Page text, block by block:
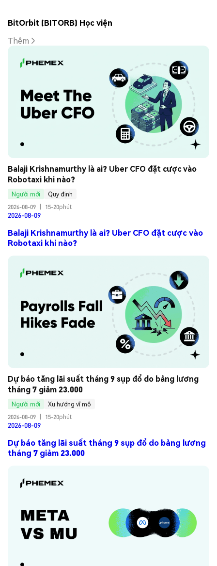
BitOrbit (BITORB) Học viện
Thêm
Balaji Krishnamurthy là ai? Uber CFO đặt cược vào
Robotaxi khi nào?
Người mới
Quy định
2026-08-09
15-20phút
2026-08-09
Balaji Krishnamurthy là ai? Uber CFO đặt cược vào
Robotaxi khi nào?
Dự báo tăng lãi suất tháng 9 sụp đổ do bảng lương
tháng 7 giảm 23.000
Người mới
Xu hướng vĩ mô
2026-08-09
15-20phút
2026-08-09
Dự báo tăng lãi suất tháng 9 sụp đổ do bảng lương
tháng 7 giảm 23.000